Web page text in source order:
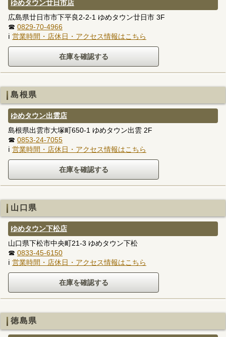
ゆめタウン廿日市店
広島県廿日市市下平良2-2-1 ゆめタウン廿日市 3F
☎ 0829-70-4966
ℹ 営業時間・店休日・アクセス情報はこちら
島根県
ゆめタウン出雲店
島根県出雲市大塚町650-1 ゆめタウン出雲 2F
☎ 0853-24-7055
ℹ 営業時間・店休日・アクセス情報はこちら
山口県
ゆめタウン下松店
山口県下松市中央町21-3 ゆめタウン下松
☎ 0833-45-6150
ℹ 営業時間・店休日・アクセス情報はこちら
徳島県